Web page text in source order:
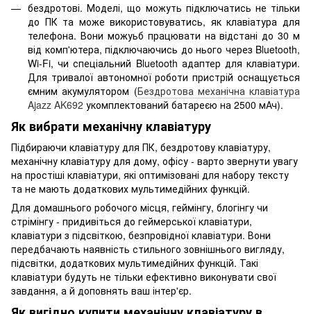
бездротові. Моделі, що можуть підключатись не тільки
до ПК та може використовуватись, як клавіатура для
телефона. Вони можуьб працювати на відстані до 30 м
від комп'ютера, підключаючись до нього через Bluetooth,
Wi-Fi, чи спеціальний Bluetooth адаптер для клавіатури.
Для тривалої автономної роботи пристрій оснащується
ємним акумулятором (Бездротова механічна клавіатура
Ajazz AK692 укомплектований батареєю на 2500 мАч).
Як вибрати механічну клавіатуру
Підбираючи клавіатуру для ПК, бездротову клавіатуру,
механічну клавіатуру для дому, офісу - варто звернути увагу
на простіші клавіатури, які оптимізовані для набору тексту
та не мають додаткових мультимедійних функцій.
Для домашнього робочого місця, геймінгу, блогінгу чи
стрімінгу - придивіться до геймерської клавіатури,
клавіатури з підсвіткою, безпровідної клавіатури. Вони
передбачають наявність стильного зовнішнього вигляду,
підсвітки, додаткових мультимедійних функцій. Такі
клавіатури будуть не тільки ефективно виконувати свої
завдання, а й доповнять ваш інтер'єр.